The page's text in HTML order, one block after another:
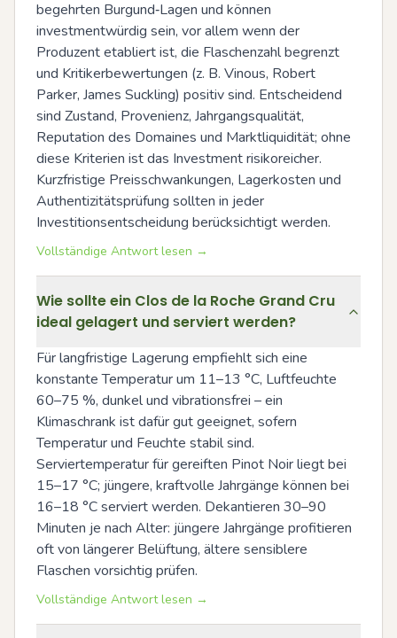
begehrten Burgund‑Lagen und können
investmentwürdig sein, vor allem wenn der
Produzent etabliert ist, die Flaschenzahl begrenzt
und Kritikerbewertungen (z. B. Vinous, Robert
Parker, James Suckling) positiv sind. Entscheidend
sind Zustand, Provenienz, Jahrgangsqualität,
Reputation des Domaines und Marktliquidität; ohne
diese Kriterien ist das Investment risikoreicher.
Kurzfristige Preisschwankungen, Lagerkosten und
Authentizitätsprüfung sollten in jeder
Investitionsentscheidung berücksichtigt werden.
Vollständige Antwort lesen →
Wie sollte ein Clos de la Roche Grand Cru
ideal gelagert und serviert werden?
Für langfristige Lagerung empfiehlt sich eine
konstante Temperatur um 11–13 °C, Luftfeuchte
60–75 %, dunkel und vibrationsfrei – ein
Klimaschrank ist dafür gut geeignet, sofern
Temperatur und Feuchte stabil sind.
Serviertemperatur für gereiften Pinot Noir liegt bei
15–17 °C; jüngere, kraftvolle Jahrgänge können bei
16–18 °C serviert werden. Dekantieren 30–90
Minuten je nach Alter: jüngere Jahrgänge profitieren
oft von längerer Belüftung, ältere sensiblere
Flaschen vorsichtig prüfen.
Vollständige Antwort lesen →